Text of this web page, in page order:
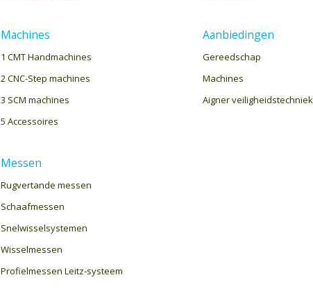
Machines
1 CMT Handmachines
2 CNC-Step machines
3 SCM machines
5 Accessoires
Messen
Rugvertande messen
Schaafmessen
Snelwisselsystemen
Wisselmessen
Profielmessen Leitz-systeem
Aanbiedingen
Gereedschap
Machines
Aigner veiligheidstechniek